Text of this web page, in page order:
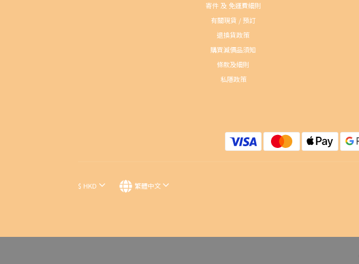
寄件 及 免運費細則
有關現貨 / 預訂
退換貨政策
購買減價品須知
條款及細則
私隱政策
$ HKD 繁體中文